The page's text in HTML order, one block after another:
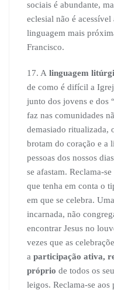
sociais é abundante,
eclesial não é
linguagem mais
Francisco.
17. A linguagem
de como é difícil a
junto dos jovens e dos
faz nas comunidades
demasiado ritualizada,
brotam do coração e a
pessoas dos nossos
se afastam. Reclama-
que tenha em conta o
em que se celebra.
incarnada, não
encontrar Jesus no
vezes que as
a participação ativa,
próprio de todos os
leigos. Reclama-se